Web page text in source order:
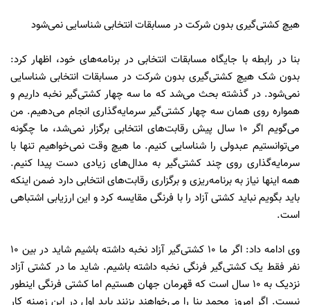
هیچ کشتی‌گیری بدون شرکت در مسابقات انتخابی شناسایی نمی‌شود
بنا در رابطه با جایگاه مسابقات انتخابی در برنامه‌های خود، اظهار کرد:
بدون شک هیچ کشتی‌گیری بدون شرکت در مسابقات انتخابی شناسایی
نمی‌شود. در گذشته بحث می‌شد که ما سه چهار کشتی‌گیر نخبه داریم و
همواره روی همان سه چهار کشتی‌گیر سرمایه‌گذاری انجام می‌دهیم. من
می‌گویم اگر 10 سال پیش رقابت‌های انتخابی برگزار نمی‌شد، ما چگونه
می‌توانستیم عبدولی را شناسایی کنیم. ما هیچ وقت نمی‌خواهیم تنها با
سرمایه‌گذاری روی چند کشتی‌گیر به مدال‌های زیادی دست پیدا کنیم.
همه اینها نیاز به برنامه‌ریزی و برگزاری رقابت‌های انتخابی دارد ضمن اینکه
باید بگویم نباید کشتی آزاد را با فرنگی مقایسه کرد و این ارزیابی اشتباهی
است.
وی ادامه داد: اگر ما 10 کشتی‌گیر آزاد نخبه داشته باشیم شاید در بین 10
نفر فقط یک کشتی‌گیر فرنگی نخبه داشته باشیم. شاید ما در کشتی آزاد
نزدیک به 10 سال است که قهرمان جهان هستیم اما کشتی فرنگی اینطور